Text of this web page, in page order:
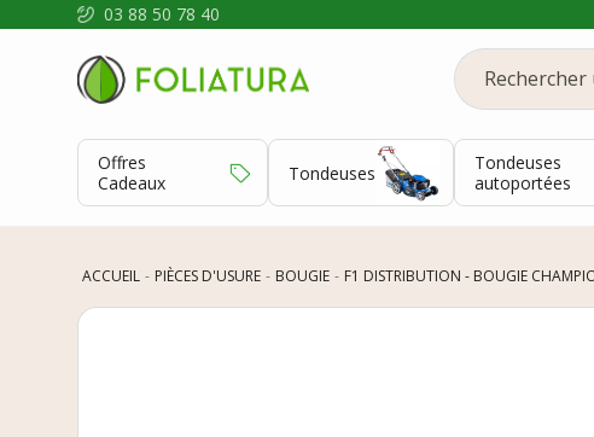
03 88 50 78 40
Offres
Cadeaux
Tondeuses
Tondeuses
autoportées
ACCUEIL PIÈCES D'USURE BOUGIE F1 DISTRIBUTION - BOUGIE